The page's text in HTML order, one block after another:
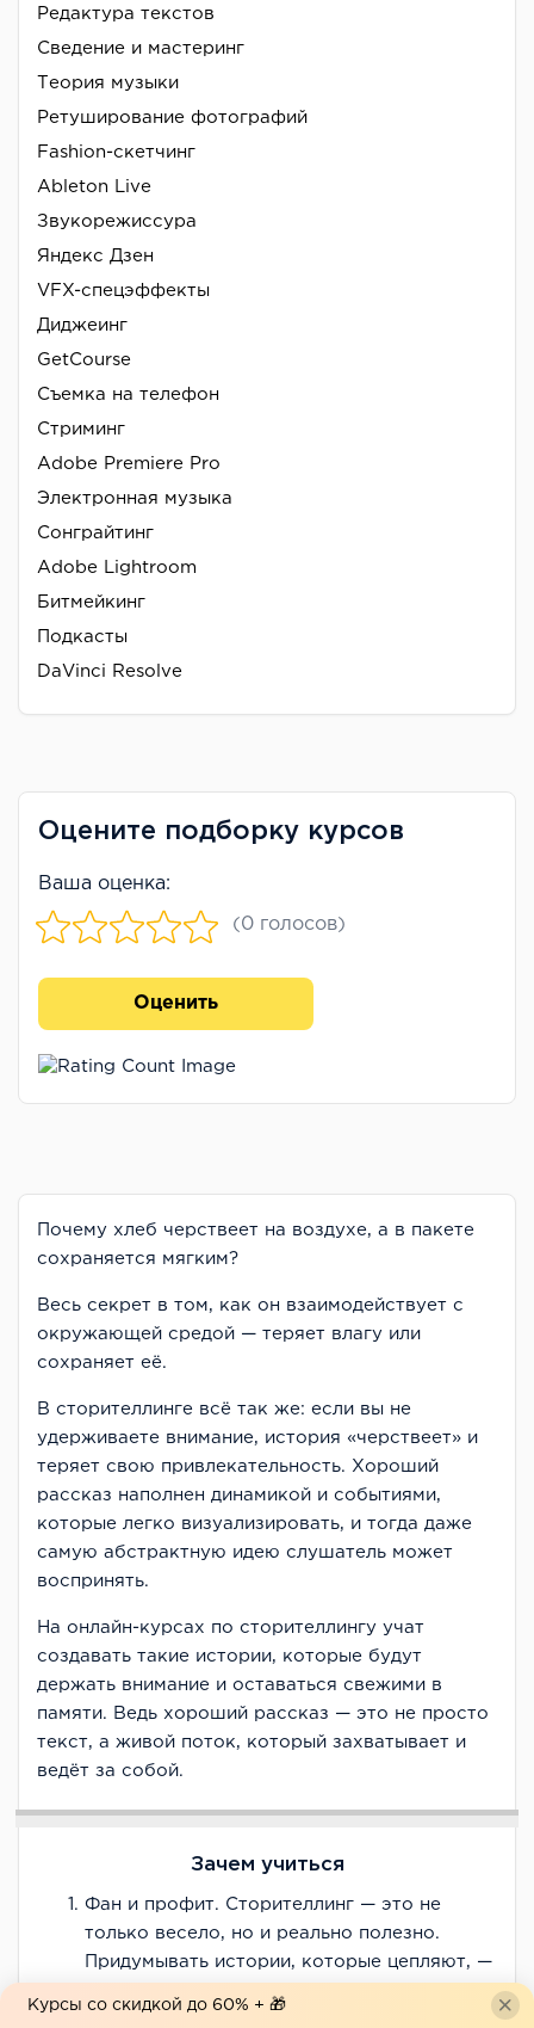
Редактура текстов
Сведение и мастеринг
Теория музыки
Ретуширование фотографий
Fashion-скетчинг
Ableton Live
Звукорежиссура
Яндекс Дзен
VFX-спецэффекты
Диджеинг
GetCourse
Съемка на телефон
Стриминг
Adobe Premiere Pro
Электронная музыка
Сонграйтинг
Adobe Lightroom
Битмейкинг
Подкасты
DaVinci Resolve
Оцените подборку курсов
Ваша оценка:
(0 голосов)
Оценить
Почему хлеб черствеет на воздухе, а в пакете
сохраняется мягким?
Весь секрет в том, как он взаимодействует с
окружающей средой — теряет влагу или
сохраняет её.
В сторителлинге всё так же: если вы не
удерживаете внимание, история «черствеет» и
теряет свою привлекательность. Хороший
рассказ наполнен динамикой и событиями,
которые легко визуализировать, и тогда даже
самую абстрактную идею слушатель может
воспринять.
На онлайн-курсах по сторителлингу учат
создавать такие истории, которые будут
держать внимание и оставаться свежими в
памяти. Ведь хороший рассказ — это не просто
текст, а живой поток, который захватывает и
ведёт за собой.
Зачем учиться
Фан и профит. Сторителлинг — это не
только весело, но и реально полезно.
Придумывать истории, которые цепляют, —
Курсы со скидкой до 60% + 🎁